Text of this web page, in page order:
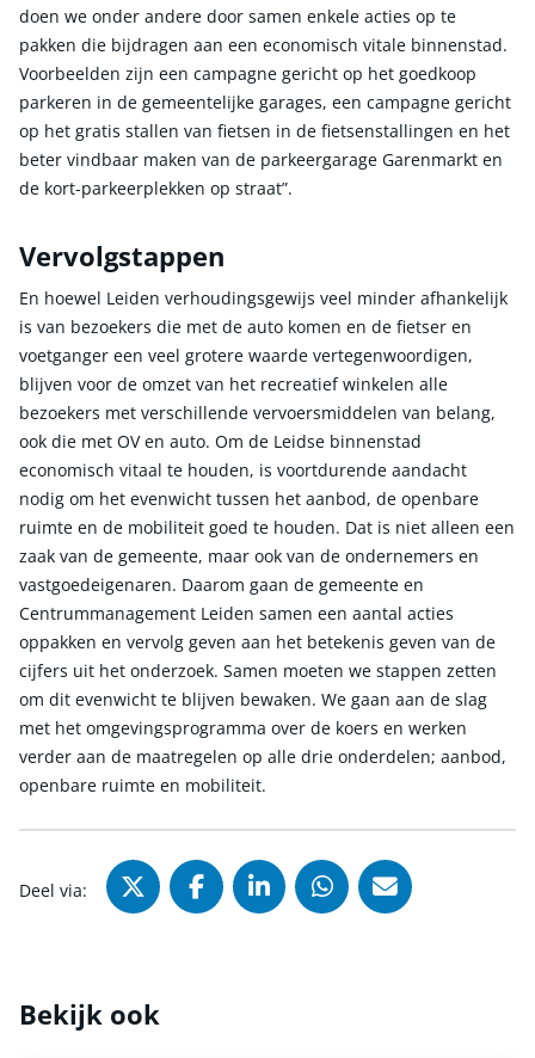
doen we onder andere door samen enkele acties op te
pakken die bijdragen aan een economisch vitale binnenstad.
Voorbeelden zijn een campagne gericht op het goedkoop
parkeren in de gemeentelijke garages, een campagne gericht
op het gratis stallen van fietsen in de fietsenstallingen en het
beter vindbaar maken van de parkeergarage Garenmarkt en
de kort-parkeerplekken op straat”.
Vervolgstappen
En hoewel Leiden verhoudingsgewijs veel minder afhankelijk
is van bezoekers die met de auto komen en de fietser en
voetganger een veel grotere waarde vertegenwoordigen,
blijven voor de omzet van het recreatief winkelen alle
bezoekers met verschillende vervoersmiddelen van belang,
ook die met OV en auto. Om de Leidse binnenstad
economisch vitaal te houden, is voortdurende aandacht
nodig om het evenwicht tussen het aanbod, de openbare
ruimte en de mobiliteit goed te houden. Dat is niet alleen een
zaak van de gemeente, maar ook van de ondernemers en
vastgoedeigenaren. Daarom gaan de gemeente en
Centrummanagement Leiden samen een aantal acties
oppakken en vervolg geven aan het betekenis geven van de
cijfers uit het onderzoek. Samen moeten we stappen zetten
om dit evenwicht te blijven bewaken. We gaan aan de slag
met het omgevingsprogramma over de koers en werken
verder aan de maatregelen op alle drie onderdelen; aanbod,
openbare ruimte en mobiliteit.
Deel via: Deel via X (Twitter), opent in
Deel via Facebook, opent
Deel via LinkedIn,
Deel viaDeel via
Bekijk ook